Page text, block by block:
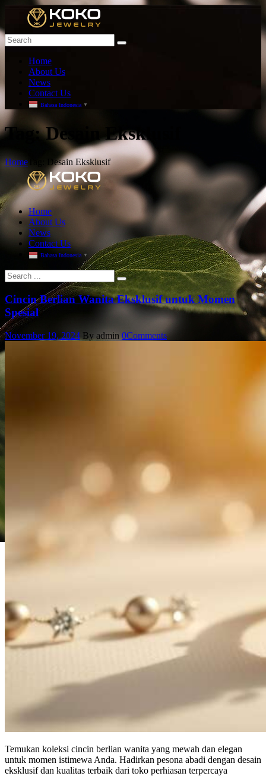
Home
About Us
News
Contact Us
Bahasa Indonesia ▼
T ag: Desain Eksklusif
Home Tag: Desain Eksklusif
Home
About Us
News
Contact Us
Bahasa Indonesia ▼
Cincin Berlian Wanita Eksklusif untuk Momen
Spesial
November 19, 2024 By admin 0Comments
Temukan koleksi cincin berlian wanita yang mewah dan elegan
untuk momen istimewa Anda. Hadirkan pesona abadi dengan desain
eksklusif dan kualitas terbaik dari toko perhiasan terpercaya